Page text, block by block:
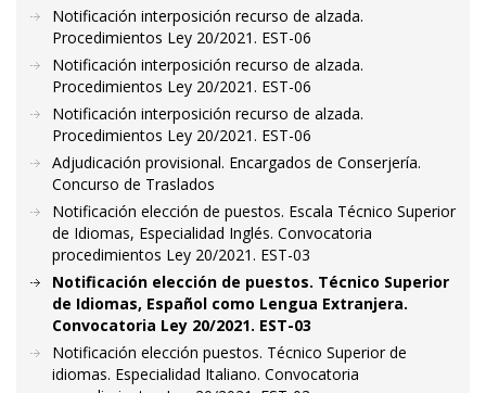
Notificación interposición recurso de alzada.
Procedimientos Ley 20/2021. EST-06
Notificación interposición recurso de alzada.
Procedimientos Ley 20/2021. EST-06
Notificación interposición recurso de alzada.
Procedimientos Ley 20/2021. EST-06
Adjudicación provisional. Encargados de Conserjería.
Concurso de Traslados
Notificación elección de puestos. Escala Técnico Superior
de Idiomas, Especialidad Inglés. Convocatoria
procedimientos Ley 20/2021. EST-03
Notificación elección de puestos. Técnico Superior
de Idiomas, Español como Lengua Extranjera.
Convocatoria Ley 20/2021. EST-03
Notificación elección puestos. Técnico Superior de
idiomas. Especialidad Italiano. Convocatoria